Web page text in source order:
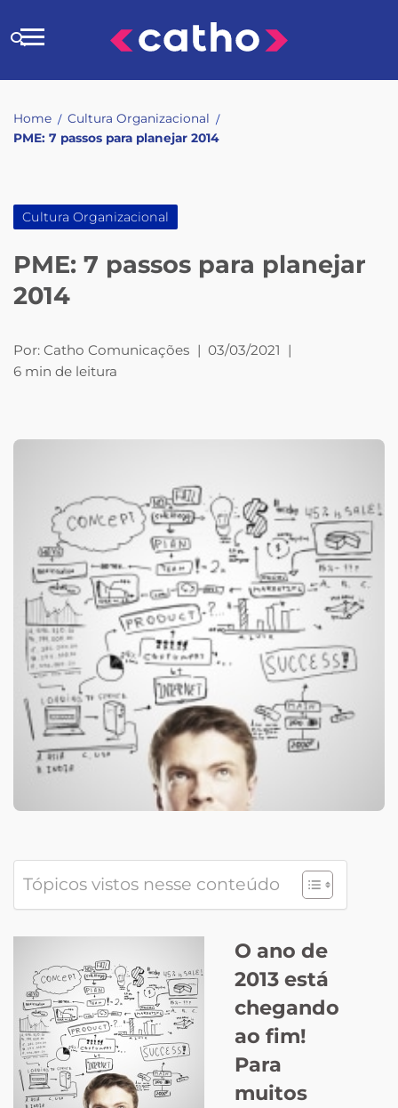
to
Buscar
Home / Cultura Organizacional /
PME: 7 passos para planejar 2014
Cultura Organizacional
PME: 7 passos para planejar
2014
Por: Catho Comunicações | 03/03/2021 |
6 min de leitura
Tópicos vistos nesse conteúdo
O ano de
2013 está
chegando
ao fim!
Para
muitos